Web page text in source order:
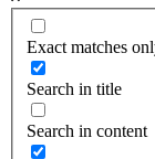
Exact matches
Search in title
Search in content